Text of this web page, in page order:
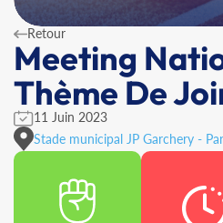
Retour
Meeting
Thème De
11 Juin 2023
Stade municipal JP Garchery -